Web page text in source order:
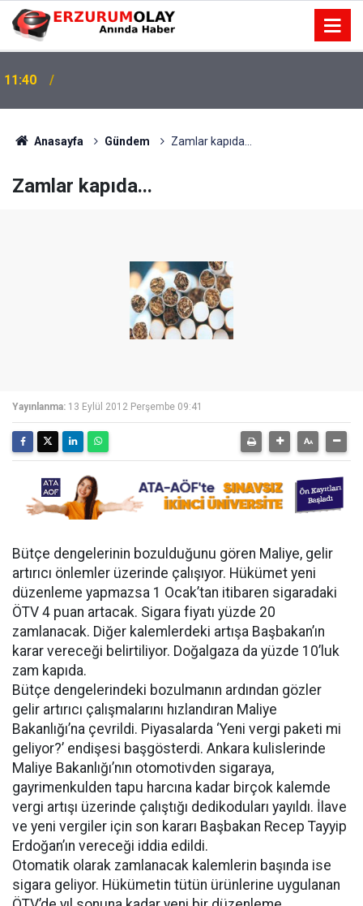
11:40
Anasayfa Gündem Zamlar kapıda...
Zamlar kapıda...
Yayınlanma: 13 Eylül 2012 Perşembe 09:41
Bütçe dengelerinin bozulduğunu gören Maliye, gelir
artırıcı önlemler üzerinde çalışıyor. Hükümet yeni
düzenleme yapmazsa 1 Ocak’tan itibaren sigaradaki
ÖTV 4 puan artacak. Sigara fiyatı yüzde 20
zamlanacak. Diğer kalemlerdeki artışa Başbakan’ın
karar vereceği belirtiliyor. Doğalgaza da yüzde 10’luk
zam kapıda.
Bütçe dengelerindeki bozulmanın ardından gözler
gelir artırıcı çalışmalarını hızlandıran Maliye
Bakanlığı’na çevrildi. Piyasalarda ‘Yeni vergi paketi mi
geliyor?’ endişesi başgösterdi. Ankara kulislerinde
Maliye Bakanlığı’nın otomotivden sigaraya,
gayrimenkulden tapu harcına kadar birçok kalemde
vergi artışı üzerinde çalıştığı dedikoduları yayıldı. İlave
ve yeni vergiler için son kararı Başbakan Recep Tayyip
Erdoğan’ın vereceği iddia edildi.
Otomatik olarak zamlanacak kalemlerin başında ise
sigara geliyor. Hükümetin tütün ürünlerine uygulanan